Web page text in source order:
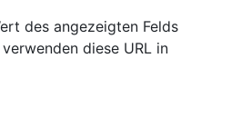
des angezeigten Felds
verwenden diese URL in